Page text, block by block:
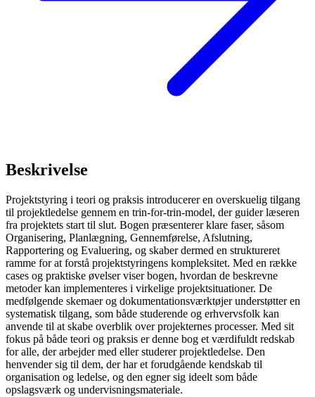
Beskrivelse
Projektstyring i teori og praksis introducerer en overskuelig tilgang
til projektledelse gennem en trin-for-trin-model, der guider læseren
fra projektets start til slut. Bogen præsenterer klare faser, såsom
Organisering, Planlægning, Gennemførelse, Afslutning,
Rapportering og Evaluering, og skaber dermed en struktureret
ramme for at forstå projektstyringens kompleksitet. Med en række
cases og praktiske øvelser viser bogen, hvordan de beskrevne
metoder kan implementeres i virkelige projektsituationer. De
medfølgende skemaer og dokumentationsværktøjer understøtter en
systematisk tilgang, som både studerende og erhvervsfolk kan
anvende til at skabe overblik over projekternes processer. Med sit
fokus på både teori og praksis er denne bog et værdifuldt redskab
for alle, der arbejder med eller studerer projektledelse. Den
henvender sig til dem, der har et forudgående kendskab til
organisation og ledelse, og den egner sig ideelt som både
opslagsværk og undervisningsmateriale.